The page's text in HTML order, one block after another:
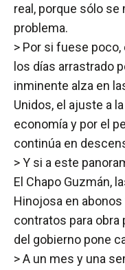
real, porque sólo se
problema.
> Por si fuese
los días arrastrado
inminente alza en
Unidos, el ajuste a
economía y por el
continúa en
> Y si a este
El Chapo Guzmán,
Hinojosa en
contratos para obra
del gobierno pone
> A un mes y una